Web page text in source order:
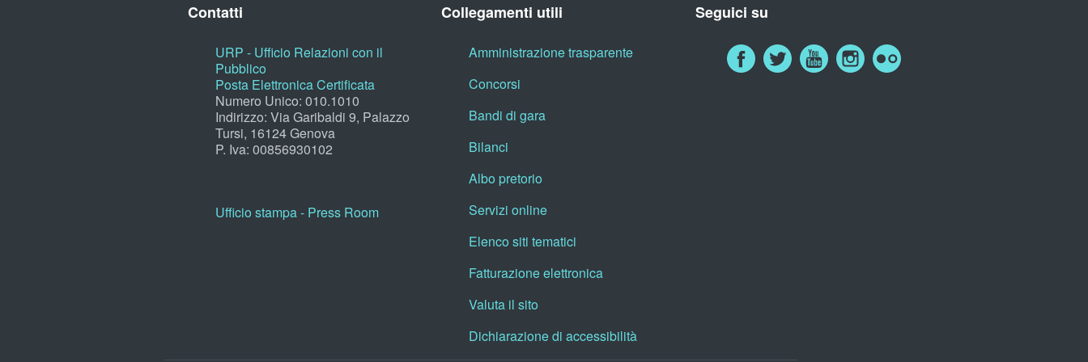
Contatti
URP - Ufficio Relazioni con il
Pubblico
Posta Elettronica Certificata
Numero Unico: 010.1010
Indirizzo: Via Garibaldi 9, Palazzo
Tursi, 16124 Genova
P. Iva: 00856930102
Ufficio stampa - Press Room
Collegamenti utili
Amministrazione trasparente
Concorsi
Bandi di gara
Bilanci
Albo pretorio
Servizi online
Elenco siti tematici
Fatturazione elettronica
Valuta il sito
Dichiarazione di accessibilità
Seguici su